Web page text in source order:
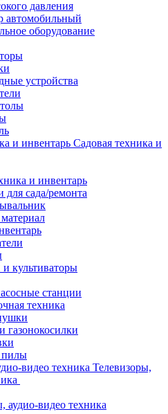
давления
автомобильный
оборудование
устройства
Садовая техника и
и инвентарь
для сада/ремонта
культиваторы
станции
техника
газонокосилки
пилы
Телевизоры,
аудио-видео техника